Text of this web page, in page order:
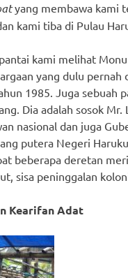
yang membawa kami
kami tiba di Pulau
kami melihat
yang dulu pernah
1985. Juga sebuah
Dia adalah sosok Mr.
nasional dan juga
putera Negeri
beberapa deretan
sisa peninggalan
Kearifan Adat